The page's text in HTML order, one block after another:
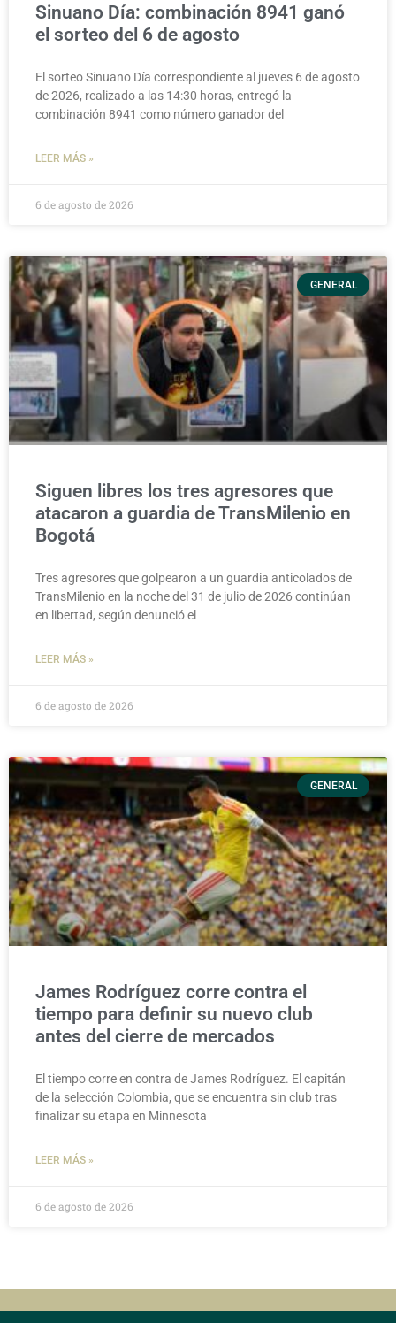
Sinuano Día: combinación 8941 ganó
el sorteo del 6 de agosto
El sorteo Sinuano Día correspondiente al jueves 6 de agosto
de 2026, realizado a las 14:30 horas, entregó la
combinación 8941 como número ganador del
LEER MÁS »
6 de agosto de 2026
GENERAL
Siguen libres los tres agresores que
atacaron a guardia de TransMilenio en
Bogotá
Tres agresores que golpearon a un guardia anticolados de
TransMilenio en la noche del 31 de julio de 2026 continúan
en libertad, según denunció el
LEER MÁS »
6 de agosto de 2026
GENERAL
James Rodríguez corre contra el
tiempo para definir su nuevo club
antes del cierre de mercados
El tiempo corre en contra de James Rodríguez. El capitán
de la selección Colombia, que se encuentra sin club tras
finalizar su etapa en Minnesota
LEER MÁS »
6 de agosto de 2026